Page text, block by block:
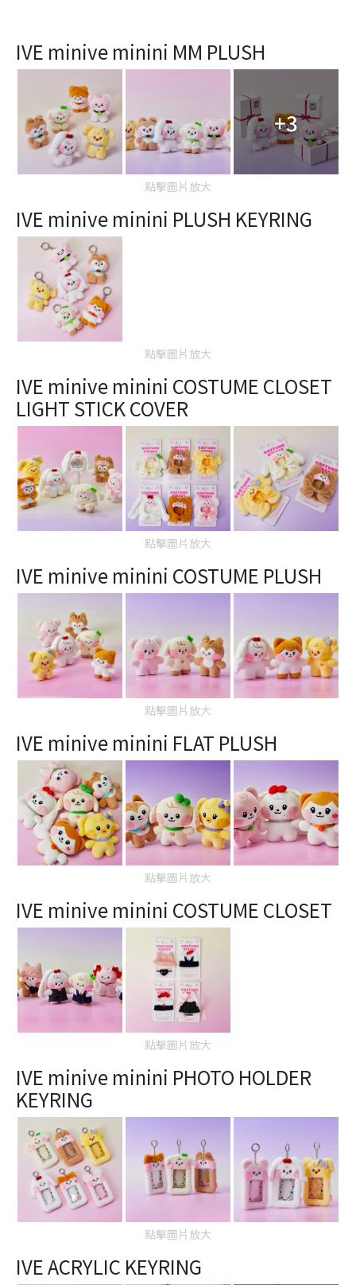
IVE minive minini MM PLUSH
+3
點擊圖片放大
IVE minive minini PLUSH KEYRING
點擊圖片放大
IVE minive minini COSTUME CLOSET
LIGHT STICK COVER
點擊圖片放大
IVE minive minini COSTUME PLUSH
點擊圖片放大
IVE minive minini FLAT PLUSH
點擊圖片放大
IVE minive minini COSTUME CLOSET
點擊圖片放大
IVE minive minini PHOTO HOLDER
KEYRING
點擊圖片放大
IVE ACRYLIC KEYRING